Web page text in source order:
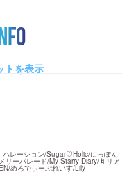
トを表示
レーション/Sugar♡Holic/にっぽん
リーパレード/My Starry Diary/♮リア
めろでぃーぷれいす/Lily